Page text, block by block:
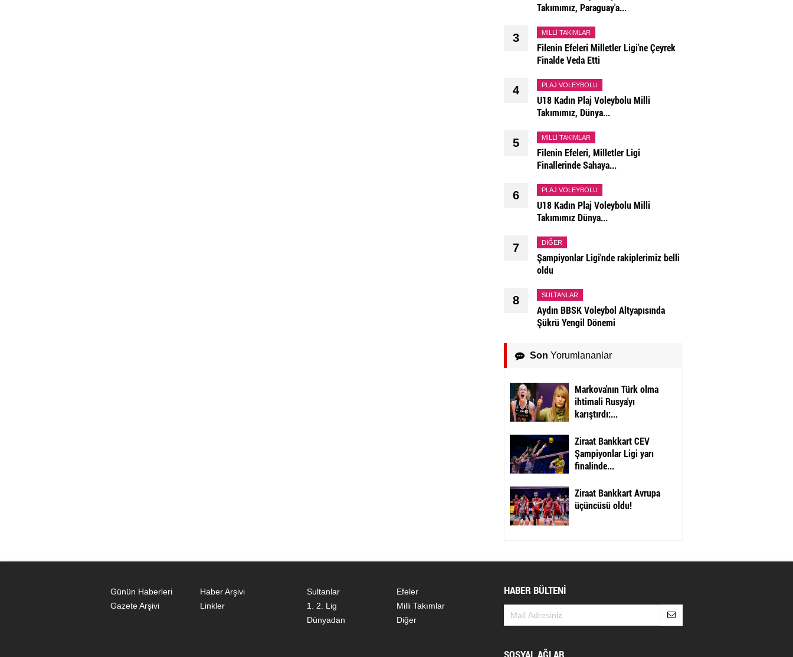
Takımımız, Paraguay'a...
3 MILLI TAKIMLAR
Filenin Efeleri Milletler Ligi'ne Çeyrek
Finalde Veda Etti
4 PLAJ VOLEYBOLU
U18 Kadın Plaj Voleybolu Milli
Takımımız, Dünya...
5 MILLI TAKIMLAR
Filenin Efeleri, Milletler Ligi
Finallerinde Sahaya...
6 PLAJ VOLEYBOLU
U18 Kadın Plaj Voleybolu Milli
Takımımız Dünya...
7 DIĞER
Şampiyonlar Ligi'nde rakiplerimiz belli
oldu
8 SULTANLAR
Aydın BBSK Voleybol Altyapısında
Şükrü Yengil Dönemi
Son Yorumlananlar
Markova'nın Türk olma
ihtimali Rusya'yı
karıştırdı:...
Ziraat Bankkart CEV
Şampiyonlar Ligi yarı
finalinde...
Ziraat Bankkart Avrupa
üçüncüsü oldu!
Günün Haberleri
Haber Arşivi
Gazete Arşivi
Linkler
Sultanlar
Efeler
1. 2. Lig
Milli Takımlar
Dünyadan
Diğer
HABER BÜLTENİ